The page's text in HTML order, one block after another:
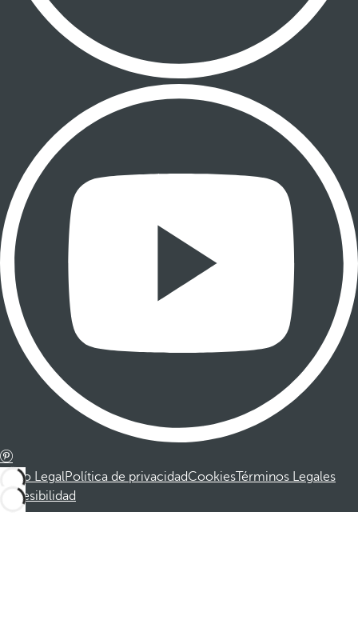
Aviso LegalPolítica de privacidadCookiesTérminos Legales
Accesibilidad